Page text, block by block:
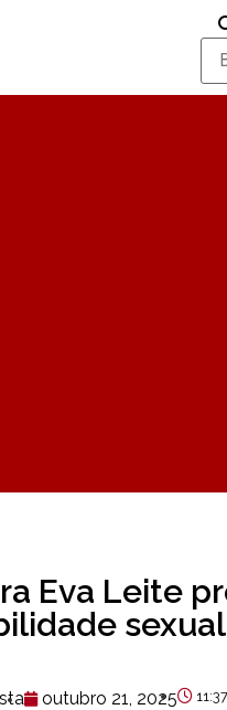
Eva Leite
outubro 21, 2025